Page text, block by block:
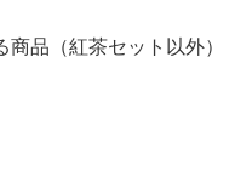
品（紅茶セット以外）